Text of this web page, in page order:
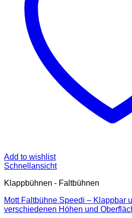
Add to wishlist
Schnellansicht
Klappbühnen - Faltbühnen
Mott Faltbühne Speedi – Klappbar
verschiedenen Höhen und